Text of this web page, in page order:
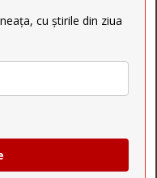
cu știrile din ziua